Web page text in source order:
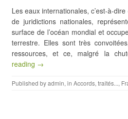
Les eaux internationales, c’est-à-
de juridictions nationales,
surface de l’océan mondial et
terrestre. Elles sont très
ressources, et ce, malgré la
reading →
Published byadmin, in Accords, traités...,